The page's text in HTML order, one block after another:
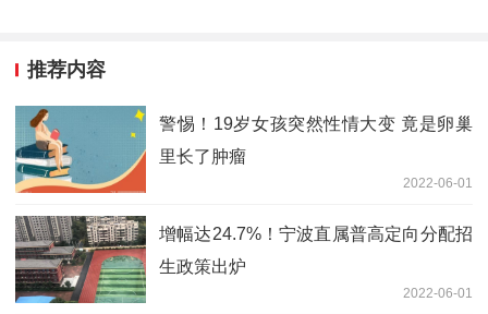
推荐内容
警惕！19岁女孩突然性情大变 竟是卵巢
里长了肿瘤
2022-06-01
增幅达24.7%！宁波直属普高定向分配招
生政策出炉
2022-06-01